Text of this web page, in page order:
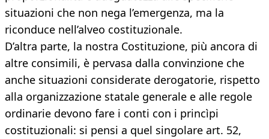
situazioni che non nega l’emergenza, ma la
riconduce nell’alveo costituzionale.
D’altra parte, la nostra Costituzione, più ancora di
altre consimili, è pervasa dalla convinzione che
anche situazioni considerate derogatorie, rispetto
alla organizzazione statale generale e alle regole
ordinarie devono fare i conti con i princìpi
costituzionali: si pensi a quel singolare art. 52,